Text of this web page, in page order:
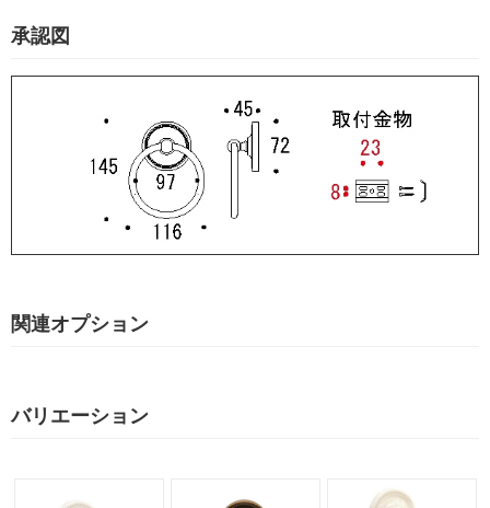
承認図
関連オプション
バリエーション